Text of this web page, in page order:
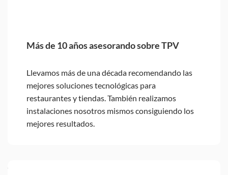
Más de 10 años asesorando sobre TPV
Llevamos más de una década recomendando las
mejores soluciones tecnológicas para
restaurantes y tiendas. También realizamos
instalaciones nosotros mismos consiguiendo los
mejores resultados.